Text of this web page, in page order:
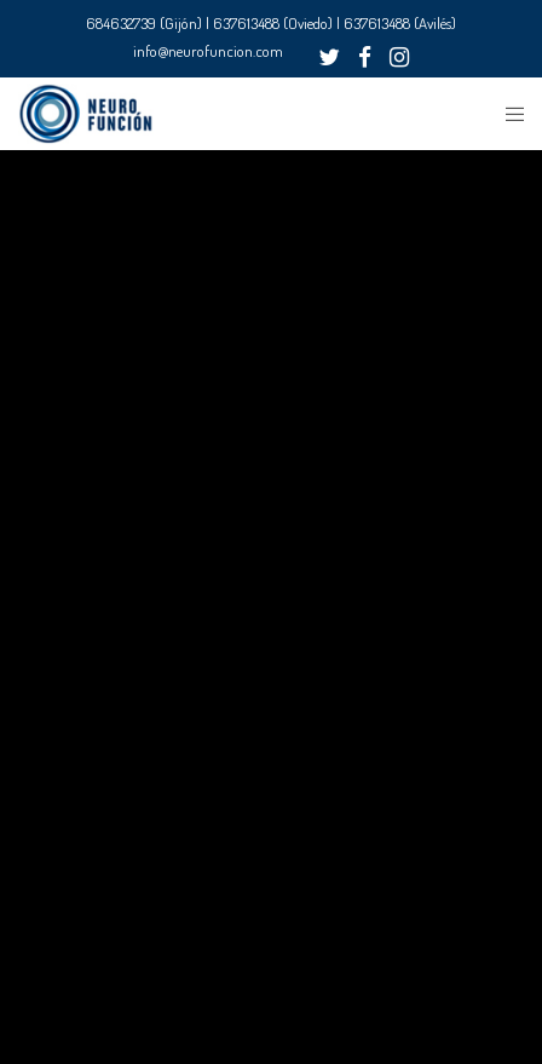
684632739 (Gijón) | 637613488 (Oviedo) | 637613488 (Avilés)
info@neurofuncion.com